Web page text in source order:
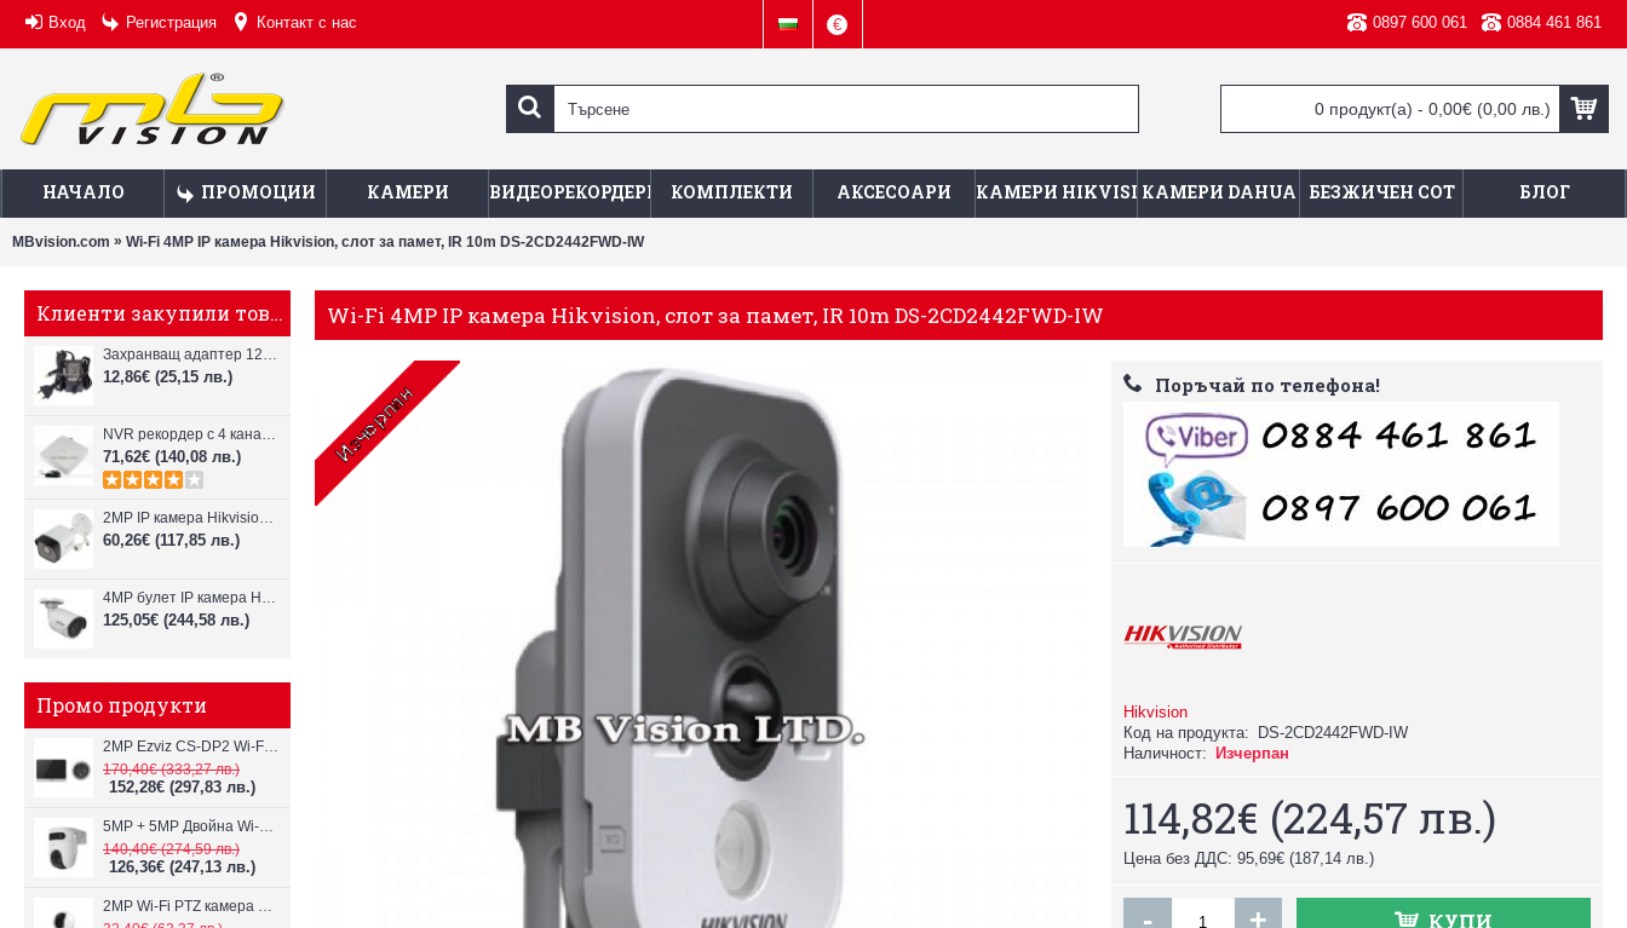
Вход Регистрация Контакт с нас € 0897 600 061 0884 461 861
0 продукт(а) - 0,00€(0,00 лв.)
НАЧАЛО ПРОМОЦИИ КАМЕРИ ВИДЕОРЕКОРДЕРИ КОМПЛЕКТИ АКСЕСОАРИ КАМЕРИ HIKVISIONКАМЕРИ DAHUA БЕЗЖИЧЕН СОТ БЛОГ
MBvision.com » Wi-Fi 4MP IP камера Hikvision, слот за памет, IR 10m DS-2CD2442FWD-IW
Клиенти закупили това, купиха също
Захранващ адаптер 12V, 2A за камери за видеонаблюдение
12,86€ (25,15 лв.)
NVR рекордер с 4 канала Hikvision DS-7104NI-Е1
71,62€ (140,08 лв.)
2MP IP камера Hikvision DS-2CD1021-I, 4мм обектив, IR до 30м
60,26€ (117,85 лв.)
4MP булет IP камера Hikvision DS-2CD2043G0-I с нощен режим до 30m
125,05€ (244,58 лв.)
Промо продукти
2MP Ezviz CS-DP2 Wi-Fi видеодомофон
170,40€(333,27 лв.)
152,28€ (297,83 лв.)
5MP + 5MP Двойна Wi-Fi IP камера с два обектива Ezviz CS-H9c
140,40€(274,59 лв.)
126,36€ (247,13 лв.)
2MP Wi-Fi PTZ камерa с микрофон и говорител Ezviz CS-TY1
Wi-Fi 4MP IP камера Hikvision, слот за памет, IR 10m DS-2CD2442FWD-IW
Поръчай по телефона!
Hikvision
Код на продукта:
DS-2CD2442FWD-IW
Наличност:
Изчерпан
114,82€ (224,57 лв.)
Цена без ДДС: 95,69€ (187,14 лв.)
- + КУПИ